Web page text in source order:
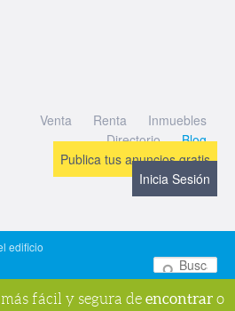
Venta Renta
Inmuebles
Directorio
Blog
Publica tus anuncios gratis
Inicia Sesión
edificio
fácil y segura de encontrar o